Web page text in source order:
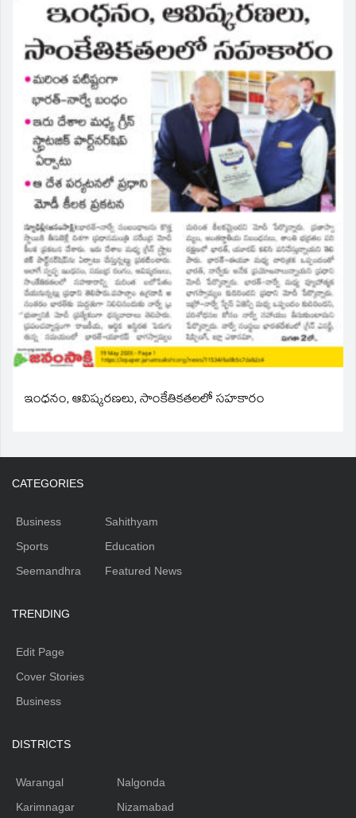
ఇంధనం, ఆవిష్కరణలు, సాంకేతికతలలో సహకారం
CATEGORIES
Business
Sports
Seemandhra
Sahithyam
Education
Featured News
TRENDING
Edit Page
Cover Stories
Business
DISTRICTS
Warangal
Karimnagar
Nalgonda
Nizamabad